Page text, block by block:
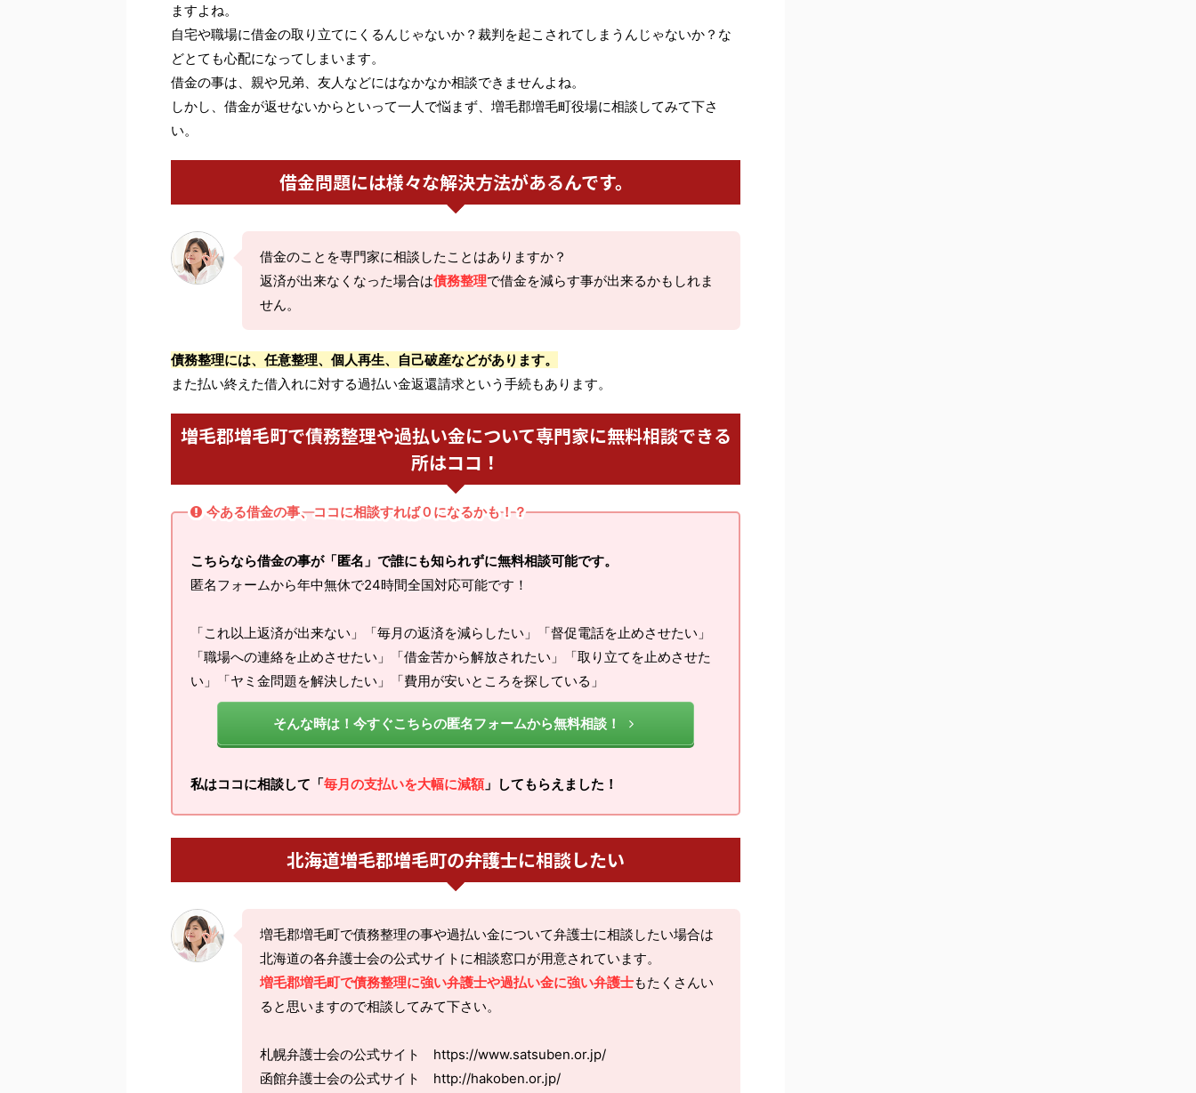
ますよね。
自宅や職場に借金の取り立てにくるんじゃないか？裁判を起こされてしまうんじゃないか？な
どとても心配になってしまいます。
借金の事は、親や兄弟、友人などにはなかなか相談できませんよね。
しかし、借金が返せないからといって一人で悩まず、増毛郡増毛町役場に相談してみて下さ
い。
借金問題には様々な解決方法があるんです。
借金のことを専門家に相談したことはありますか？
返済が出来なくなった場合は債務整理で借金を減らす事が出来るかもしれま
せん。
債務整理には、任意整理、個人再生、自己破産などがあります。
また払い終えた借入れに対する過払い金返還請求という手続もあります。
増毛郡増毛町で債務整理や過払い金について専門家に無料相談できる
所はココ！
今ある借金の事、ココに相談すれば０になるかも！？
こちらなら借金の事が「匿名」で誰にも知られずに無料相談可能です。
匿名フォームから年中無休で24時間全国対応可能です！
「これ以上返済が出来ない」「毎月の返済を減らしたい」「督促電話を止めさせたい」
「職場への連絡を止めさせたい」「借金苦から解放されたい」「取り立てを止めさせた
い」「ヤミ金問題を解決したい」「費用が安いところを探している」
そんな時は！今すぐこちらの匿名フォームから無料相談！
私はココに相談して「毎月の支払いを大幅に減額」してもらえました！
北海道増毛郡増毛町の弁護士に相談したい
増毛郡増毛町で債務整理の事や過払い金について弁護士に相談したい場合は
北海道の各弁護士会の公式サイトに相談窓口が用意されています。
増毛郡増毛町で債務整理に強い弁護士や過払い金に強い弁護士もたくさんい
ると思いますので相談してみて下さい。
札幌弁護士会の公式サイト https://www.satsuben.or.jp/
函館弁護士会の公式サイト http://hakoben.or.jp/